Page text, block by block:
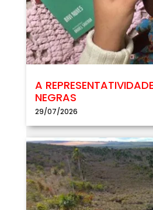
A
NEGRAS
29/07/2026